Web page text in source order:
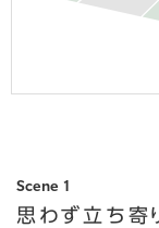
Scene 1
思わず立ち寄